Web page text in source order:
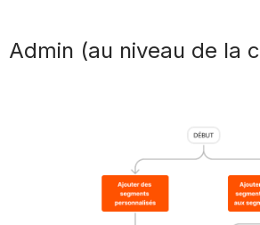
Admin (au niveau de la